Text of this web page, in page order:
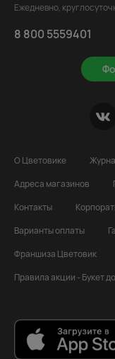
Ежедневно,
8 800 5559401
О Цветовике
Адреса магазинов
Контакты
Варианты оплаты
Франшиза Цветовик
Правила акции - Букет